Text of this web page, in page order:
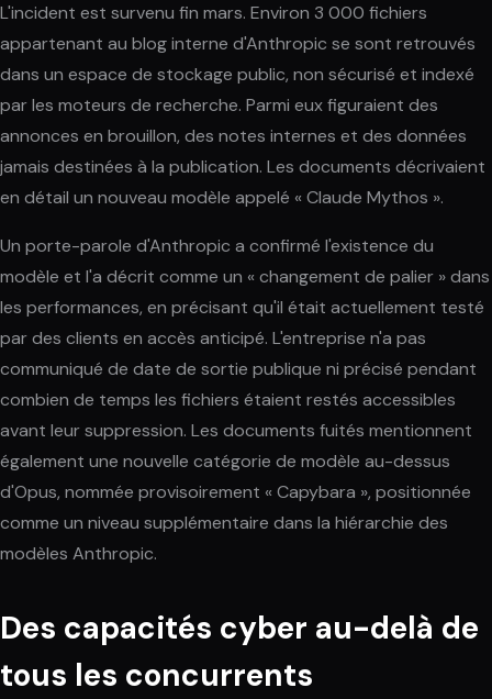
L'incident est survenu fin mars. Environ 3 000 fichiers
appartenant au blog interne d'Anthropic se sont retrouvés
dans un espace de stockage public, non sécurisé et indexé
par les moteurs de recherche. Parmi eux figuraient des
annonces en brouillon, des notes internes et des données
jamais destinées à la publication. Les documents décrivaient
en détail un nouveau modèle appelé « Claude Mythos ».
Un porte-parole d'Anthropic a confirmé l'existence du
modèle et l'a décrit comme un « changement de palier » dans
les performances, en précisant qu'il était actuellement testé
par des clients en accès anticipé. L'entreprise n'a pas
communiqué de date de sortie publique ni précisé pendant
combien de temps les fichiers étaient restés accessibles
avant leur suppression. Les documents fuités mentionnent
également une nouvelle catégorie de modèle au-dessus
d'Opus, nommée provisoirement « Capybara », positionnée
comme un niveau supplémentaire dans la hiérarchie des
modèles Anthropic.
Des capacités cyber au-delà de
tous les concurrents